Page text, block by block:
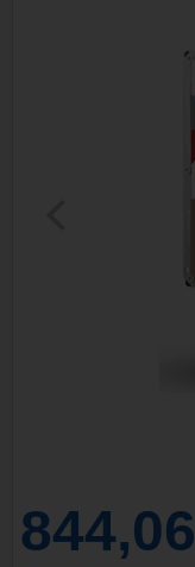
844,06